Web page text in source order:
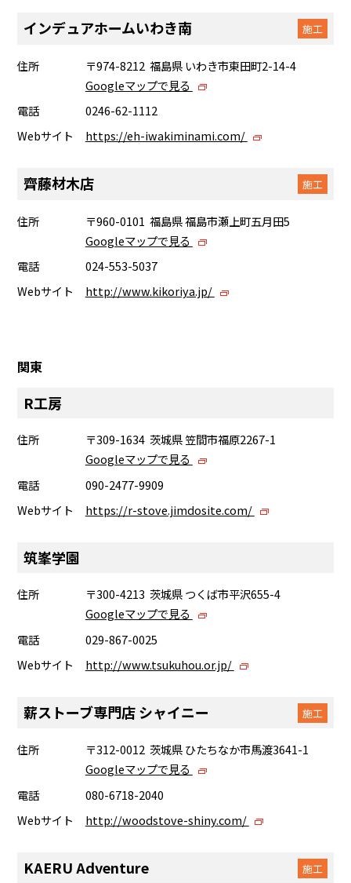
インデュアホームいわき南 施工
住所
〒974-8212 福島県 いわき市東田町2-14-4
Googleマップで見る
電話
0246-62-1112
Webサイト
https://eh-iwakiminami.com/
齊藤材木店 施工
住所
〒960-0101 福島県 福島市瀬上町五月田5
Googleマップで見る
電話
024-553-5037
Webサイト
http://www.kikoriya.jp/
関東
R工房
住所
〒309-1634 茨城県 笠間市福原2267-1
Googleマップで見る
電話
090-2477-9909
Webサイト
https://r-stove.jimdosite.com/
筑峯学園
住所
〒300-4213 茨城県 つくば市平沢655-4
Googleマップで見る
電話
029-867-0025
Webサイト
http://www.tsukuhou.or.jp/
薪ストーブ専門店 シャイニー 施工
住所
〒312-0012 茨城県 ひたちなか市馬渡3641-1
Googleマップで見る
電話
080-6718-2040
Webサイト
http://woodstove-shiny.com/
KAERU Adventure 施工